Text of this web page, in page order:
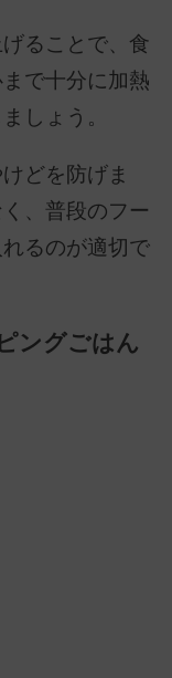
ることで、食
で十分に加熱
しょう。
どを防げま
、普段のフー
るのが適切で
ングごはん